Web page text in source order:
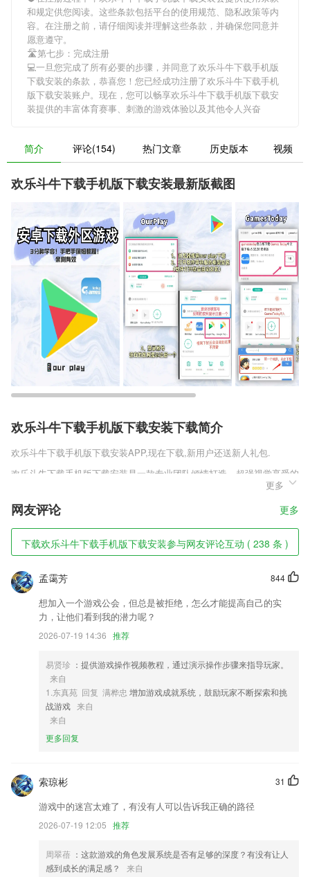
和规定供您阅读。这些条款包括平台的使用规范、隐私政策等内
容。在注册之前，请仔细阅读并理解这些条款，并确保您同意并
愿意遵守。
🛣第七步：完成注册
💻一旦您完成了所有必要的步骤，并同意了欢乐斗牛下载手机版
下载安装的条款，恭喜您！您已经成功注册了欢乐斗牛下载手机
版下载安装账户。现在，您可以畅享欢乐斗牛下载手机版下载安
装提供的丰富体育赛事、刺激的游戏体验以及其他令人兴奋
简介 评论(154) 热门文章 历史版本 视频
欢乐斗牛下载手机版下载安装最新版截图
欢乐斗牛下载手机版下载安装下载简介
欢乐斗牛下载手机版下载安装APP,现在下载,新用户还送新人礼包.
欢乐斗牛下载手机版下载安装是一款专业团队倾情打造，超强视觉享受的
传奇新世界，玩家们可以全身心的沉浸在这一款传奇世界冒险之中，感受
激情四射的战斗盛宴，享受色彩亮丽的传奇技能释放效果。超强的福利礼
包，装饰你的战斗身体，喜欢这类游戏的小伙伴赶快下载体验吧。
欢乐斗牛下载手机版下载安装软件特色
1,快速找到情人和死党：想找情人还是死党，我不知道你知道，赶紧行
动，不然情人真的变死党
2,温度超高时，音控报警。
3,从广播电视到移动终端，手机江西台app将始终坚持唱响主旋律、传播
正能量。
5,一如既往好用，手机端全新上线。
6,专业运维团队更新地铁信息，包括线路图，站点信息、出口信息、卫生
间信息、首末车时间、出口地图等；
欢乐斗牛下载手机版下载安装软件优势
2.惜墨学古诗app拥有智能评测系统，随时可以分享学习动态，让更多人
了解该古诗。
3.你可以根据自己的喜好来选择，不同的类型进行了全面的细分，选择更
加的简单;
5.兴趣：激励式教学，促进学习能力以及学习效果
更多
网友评论 更多
下载欢乐斗牛下载手机版下载安装参与网友评论互动 ( 238 条 )
844
孟霭芳
想加入一个游戏公会，但总是被拒绝，怎么才能提高自己的实
力，让他们看到我的潜力呢？
2026-07-19 14:36 推荐
易贤珍 ：提供游戏操作视频教程，通过演示操作步骤来指导玩家。
来自
1.东真苑 回复 满桦忠 增加游戏成就系统，鼓励玩家不断探索和挑
战游戏 来自
来自
更多回复
31
索琼彬
游戏中的迷宫太难了，有没有人可以告诉我正确的路径
2026-07-19 12:05 推荐
周翠蓓 ：这款游戏的角色发展系统是否有足够的深度？有没有让人
感到成长的满足感？
来自